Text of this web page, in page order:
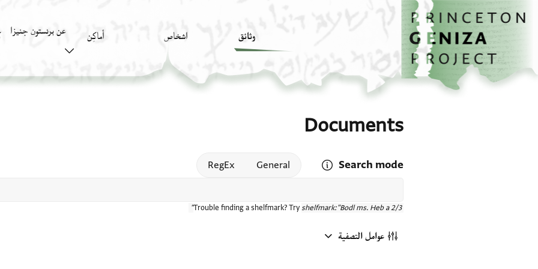
تخطي إلى المحتوى الرئيسي
الصفحة الرئيسية
وثائق اشخاص أَماكِن عن برنستون جنيزا
Documents
Search mode
Open search mode help
General
RegEx
Trouble finding a shelfmark? Try shelfmark:"Bodl ms. Heb a 2/3"
عوامل التصفية